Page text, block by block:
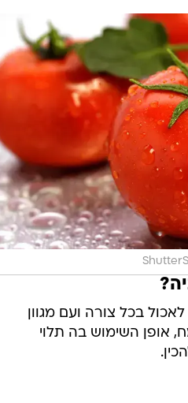
בכל צורה ועם מגוון
אופן השימוש בה תלוי